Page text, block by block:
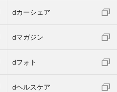
dカーシェア
dマガジン
dフォト
dヘルスケア